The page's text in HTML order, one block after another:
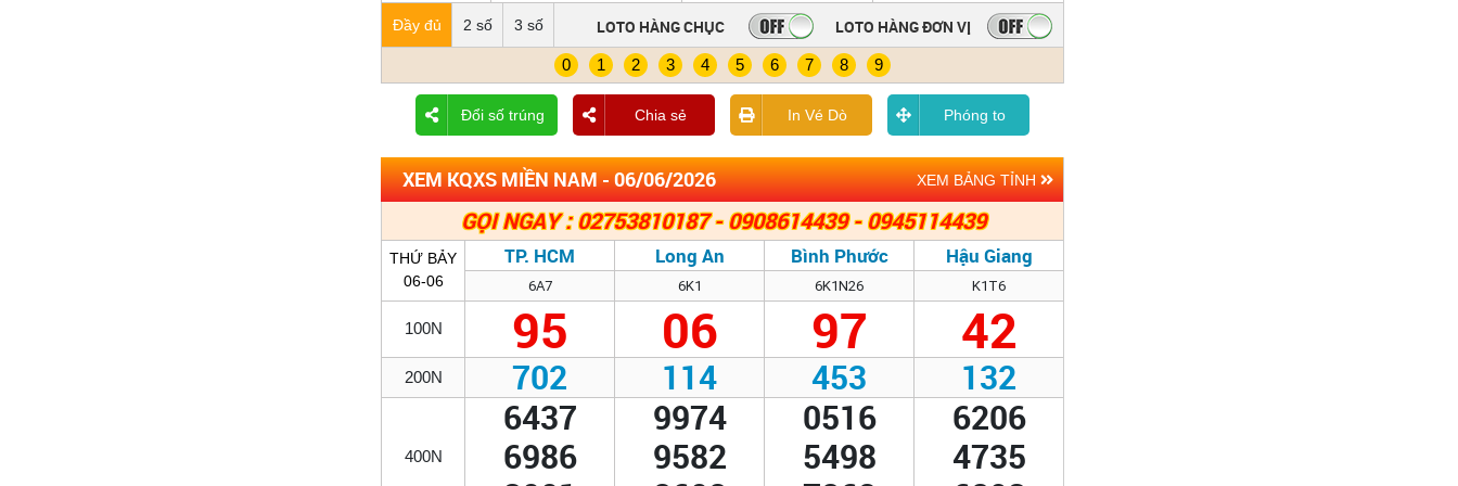
Đầy đủ 2 số 3 số LOTO HÀNG CHỤC LOTO HÀNG ĐƠN VỊ
0 1 2 3 4 5 6 7 8 9
Đổi số trúng Chia sẻ In Vé Dò Phóng to
XEM KQXS MIỀN NAM - 06/06/2026 XEM BẢNG TỈNH
GỌI NGAY : 02753810187 - 0908614439 - 0945114439
THỨ BẢY
06-06
TP. HCM Long An Bình Phước Hậu Giang
6A7 6K1 6K1N26 K1T6
100N 95 06 97 42
200N 702 114 453 132
400N
6437
6986
9974
9582
0516
5498
6206
4735